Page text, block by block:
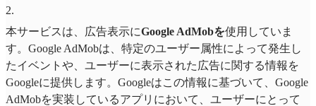
2.
本サービスは、広告表示にGoogle AdMobを使用していま
す。Google AdMobは、特定のユーザー属性によって発生し
たイベントや、ユーザーに表示された広告に関する情報を
Googleに提供します。Googleはこの情報に基づいて、Google
AdMobを実装しているアプリにおいて、ユーザーにとって